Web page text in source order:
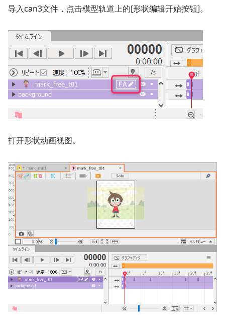
导入can3文件，点击模型轨道上的[形状编辑开始按钮]。
打开形状动画视图。